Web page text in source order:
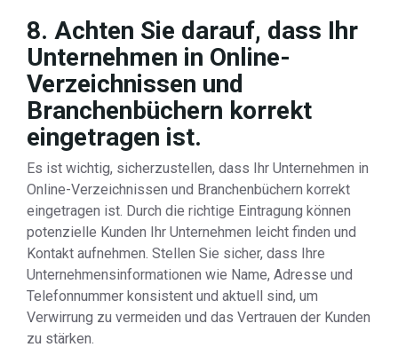
8. Achten Sie darauf, dass Ihr
Unternehmen in Online-
Verzeichnissen und
Branchenbüchern korrekt
eingetragen ist.
Es ist wichtig, sicherzustellen, dass Ihr Unternehmen in
Online-Verzeichnissen und Branchenbüchern korrekt
eingetragen ist. Durch die richtige Eintragung können
potenzielle Kunden Ihr Unternehmen leicht finden und
Kontakt aufnehmen. Stellen Sie sicher, dass Ihre
Unternehmensinformationen wie Name, Adresse und
Telefonnummer konsistent und aktuell sind, um
Verwirrung zu vermeiden und das Vertrauen der Kunden
zu stärken.